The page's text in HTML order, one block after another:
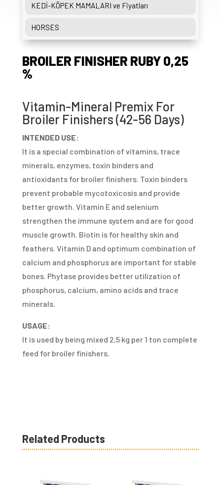
KEDİ-KÖPEK MAMALARI ve Fiyatları
HORSES
BROILER FINISHER RUBY 0,25
%
Vitamin-Mineral Premix For
Broiler Finishers (42-56 Days)
INTENDED USE:
It is a special combination of vitamins, trace
minerals, enzymes, toxin binders and
antioxidants for broiler finishers. Toxin binders
prevent probable mycotoxicosis and provide
better growth. Vitamin E and selenium
strengthen the immune system and are for good
muscle growth. Biotin is for healthy skin and
feathers. Vitamin D and optimum combination of
calcium and phosphorus are important for stable
bones. Phytase provides better utilization of
phosphorus, calcium, amino acids and trace
minerals.
USAGE:
It is used by being mixed 2,5 kg per 1 ton complete
feed for broiler finishers.
Related Products